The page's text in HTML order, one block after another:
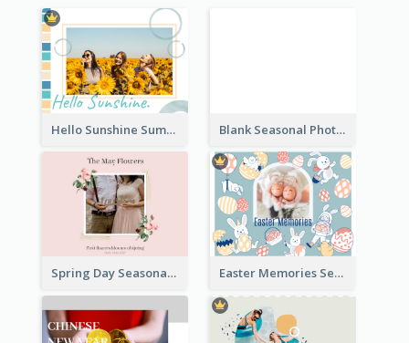
Hello Sunshine Summer Holidays Seasonal Photo Book Blank Seasonal Photo Book
Spring Day Seasonal Photo Book Easter Memories Seasonal Photo Book